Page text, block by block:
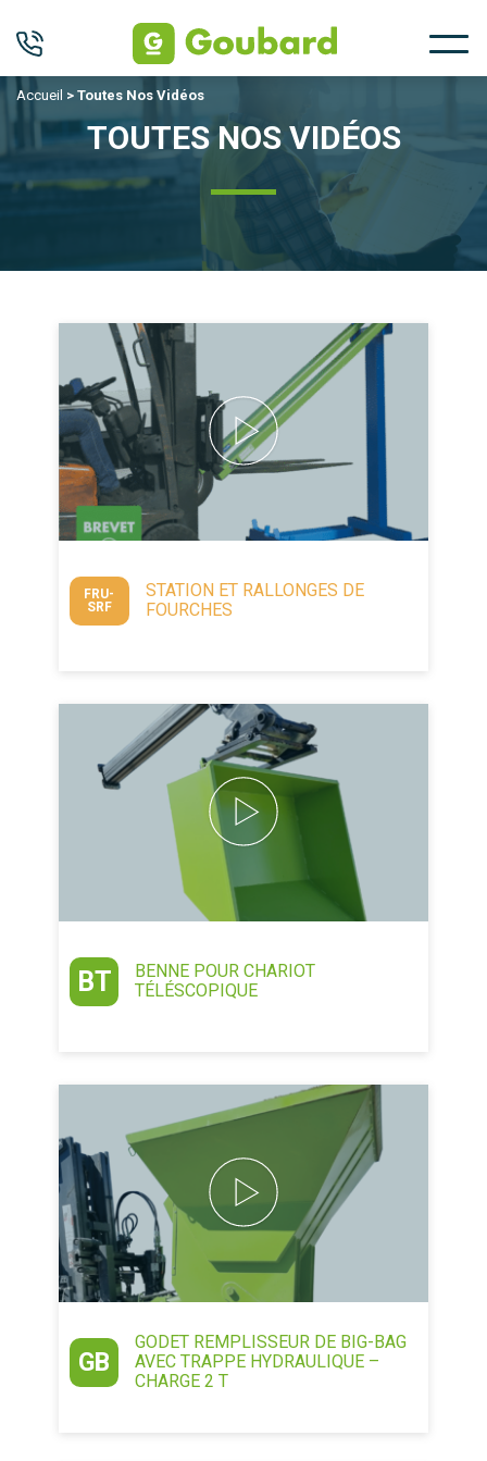
Accueil > Toutes Nos Vidéos
TOUTES NOS VIDÉOS
FRU-
SRF
STATION ET RALLONGES DE
FOURCHES
BT
BENNE POUR CHARIOT
TÉLÉSCOPIQUE
GB
GODET REMPLISSEUR DE BIG-BAG
AVEC TRAPPE HYDRAULIQUE –
CHARGE 2 T